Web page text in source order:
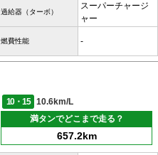
過給器（ターボ）
スーパーチャージ
ャー
燃費性能 -
10・15
10.6km/L
満タンでどこまで走る？
657.2km